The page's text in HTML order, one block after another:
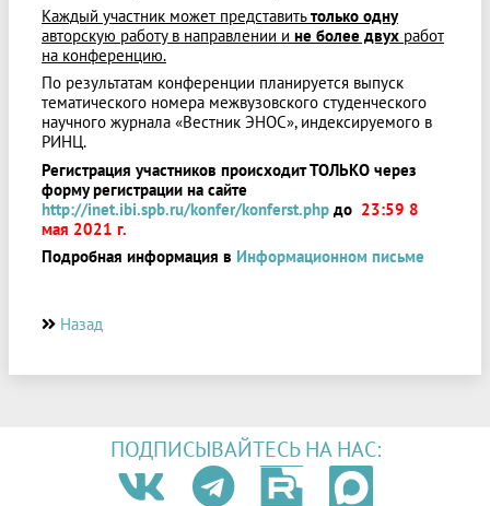
Каждый участник может представитьтолько одну
авторскую работу в направлении и не более двух работ
на конференцию.
По результатам конференции планируется выпуск
тематического номера межвузовского студенческого
научного журнала «Вестник ЭНОС», индексируемого в
РИНЦ.
Регистрация участников происходит ТОЛЬКО через
форму регистрации на сайте
http://inet.ibi.spb.ru/konfer/konferst.php до 23:59 8
мая 2021 г.
Подробная информация в Информационном письме
Назад
ПОДПИСЫВАЙТЕСЬ НА НАС: